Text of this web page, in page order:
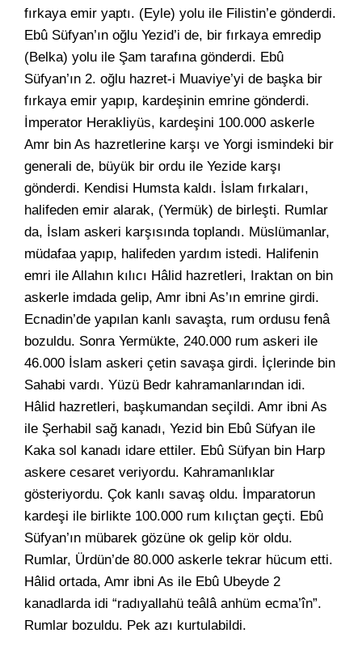
fırkaya emir yaptı. (Eyle) yolu ile Filistin’e gönderdi.
Ebû Süfyan’ın oğlu Yezid’i de, bir fırkaya emredip
(Belka) yolu ile Şam tarafına gönderdi. Ebû
Süfyan’ın 2. oğlu hazret-i Muaviye’yi de başka bir
fırkaya emir yapıp, kardeşinin emrine gönderdi.
İmperator Herakliyüs, kardeşini 100.000 askerle
Amr bin As hazretlerine karşı ve Yorgi ismindeki bir
generali de, büyük bir ordu ile Yezide karşı
gönderdi. Kendisi Humsta kaldı. İslam fırkaları,
halifeden emir alarak, (Yermük) de birleşti. Rumlar
da, İslam askeri karşısında toplandı. Müslümanlar,
müdafaa yapıp, halifeden yardım istedi. Halifenin
emri ile Allahın kılıcı Hâlid hazretleri, Iraktan on bin
askerle imdada gelip, Amr ibni As’ın emrine girdi.
Ecnadin’de yapılan kanlı savaşta, rum ordusu fenâ
bozuldu. Sonra Yermükte, 240.000 rum askeri ile
46.000 İslam askeri çetin savaşa girdi. İçlerinde bin
Sahabi vardı. Yüzü Bedr kahramanlarından idi.
Hâlid hazretleri, başkumandan seçildi. Amr ibni As
ile Şerhabil sağ kanadı, Yezid bin Ebû Süfyan ile
Kaka sol kanadı idare ettiler. Ebû Süfyan bin Harp
askere cesaret veriyordu. Kahramanlıklar
gösteriyordu. Çok kanlı savaş oldu. İmparatorun
kardeşi ile birlikte 100.000 rum kılıçtan geçti. Ebû
Süfyan’ın mübarek gözüne ok gelip kör oldu.
Rumlar, Ürdün’de 80.000 askerle tekrar hücum etti.
Hâlid ortada, Amr ibni As ile Ebû Ubeyde 2
kanadlarda idi “radıyallahü teâlâ anhüm ecma’în”.
Rumlar bozuldu. Pek azı kurtulabildi.